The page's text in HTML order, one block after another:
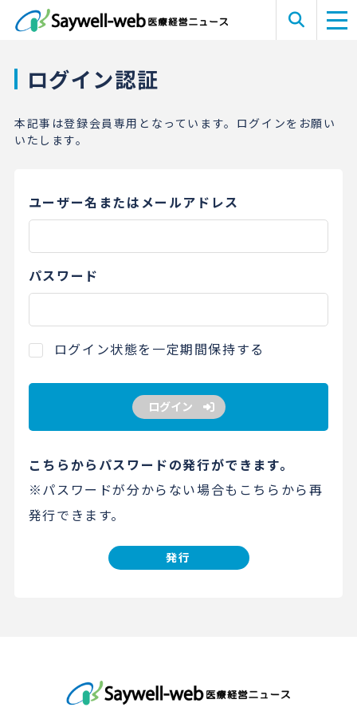
ログイン認証
本記事は登録会員専用となっています。ログインをお願い
いたします。
ユーザー名またはメールアドレス
パスワード
ログイン状態を一定期間保持する
ログイン
こちらからパスワードの発行ができます。
※パスワードが分からない場合もこちらから再
発行できます。
発行